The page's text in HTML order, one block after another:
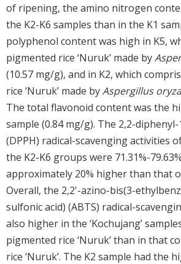
of ripening, the amino nitrogen
the K2-K6 samples than in the K1
polyphenol content was high in K5,
pigmented rice ‘Nuruk’ made by
(10.57 mg/g), and in K2, which
rice ‘Nuruk’ made byAspergillus
The total flavonoid content was the
sample (0.84 mg/g). The 2,2-
(DPPH) radical-scavenging activities
the K2-K6 groups were 71.31%-
approximately 20% higher than that
Overall, the 2,2'-azino-bis(3-
sulfonic acid) (ABTS) radical-
also higher in the ‘Kochujang’
pigmented rice ‘Nuruk’ than in that
rice ‘Nuruk’. The K2 sample had the